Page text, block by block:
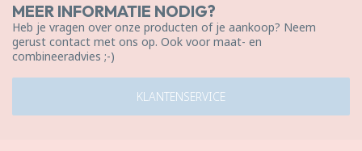
MEER INFORMATIE NODIG?
Heb je vragen over onze producten of je aankoop? Neem
gerust contact met ons op. Ook voor maat- en
combineeradvies ;-)
KLANTENSERVICE